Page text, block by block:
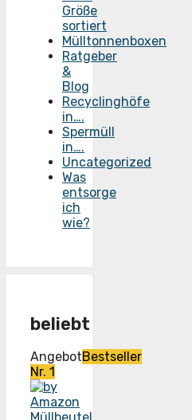
Größe
sortiert
Mülltonnenboxen
Ratgeber
&
Blog
Recyclinghöfe
in….
Spermüll
in….
Uncategorized
Was
entsorge
ich
wie?
beliebt
AngebotBestseller
Nr. 1